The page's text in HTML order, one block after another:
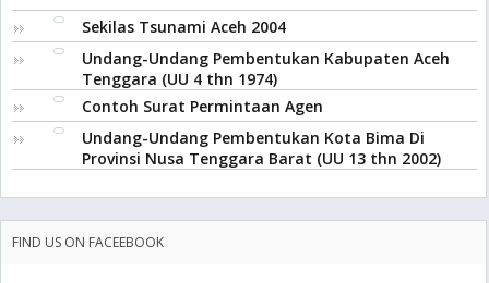
Sekilas Tsunami Aceh 2004
Undang-Undang Pembentukan Kabupaten Aceh
Tenggara (UU 4 thn 1974)
Contoh Surat Permintaan Agen
Undang-Undang Pembentukan Kota Bima Di
Provinsi Nusa Tenggara Barat (UU 13 thn 2002)
FIND US ON FACEEBOOK